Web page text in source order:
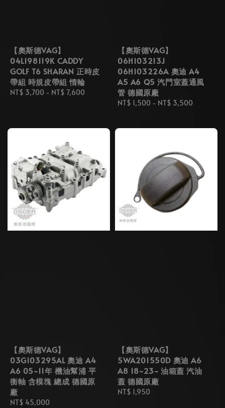
【奧斯德VAG】
04L198119K CADDY
GOLF T6 SHARAN 正時皮
帶組 時規皮帶組 惰輪
Regular
NT$ 3,700 - NT$ 7,600
【奧斯德VAG】
06H103213J
06H103226A 奧迪 A4
A5 A6 Q5 汽門室蓋通風
管 德國原廠
Regular
NT$ 1,500 - NT$ 3,500
【奧斯德VAG】
03G103295AL 奧迪 A4
A6 05~11年 機油幫浦 平
衡軸 含模塊 總成 德國原
廠
Regular
NT$ 45,000
【奧斯德VAG】
5WA201550D 奧迪 A6
A8 18~23~ 油箱蓋 汽油
蓋 德國原廠
Regular
NT$ 1,950